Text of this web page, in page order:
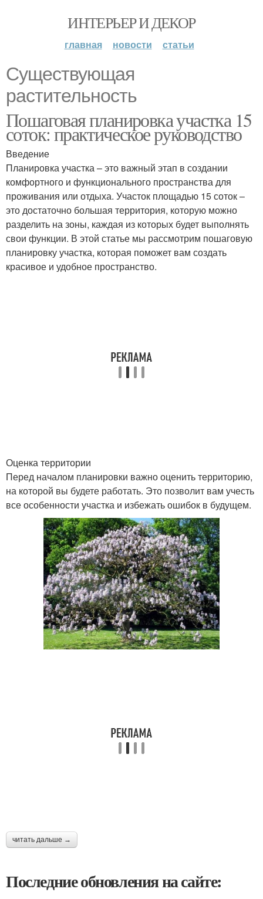
ИНТЕРЬЕР И ДЕКОР
главная новости статьи
Существующая
растительность
Пошаговая планировка участка 15
соток: практическое руководство
Введение
Планировка участка – это важный этап в создании
комфортного и функционального пространства для
проживания или отдыха. Участок площадью 15 соток –
это достаточно большая территория, которую можно
разделить на зоны, каждая из которых будет выполнять
свои функции. В этой статье мы рассмотрим пошаговую
планировку участка, которая поможет вам создать
красивое и удобное пространство.
Оценка территории
Перед началом планировки важно оценить территорию,
на которой вы будете работать. Это позволит вам учесть
все особенности участка и избежать ошибок в будущем.
читать дальше →
Последние обновления на сайте: